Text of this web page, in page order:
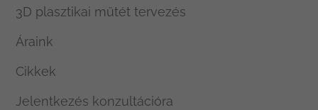
3D plasztikai műtét tervezés
Áraink
Cikkek
Jelentkezés konzultációra